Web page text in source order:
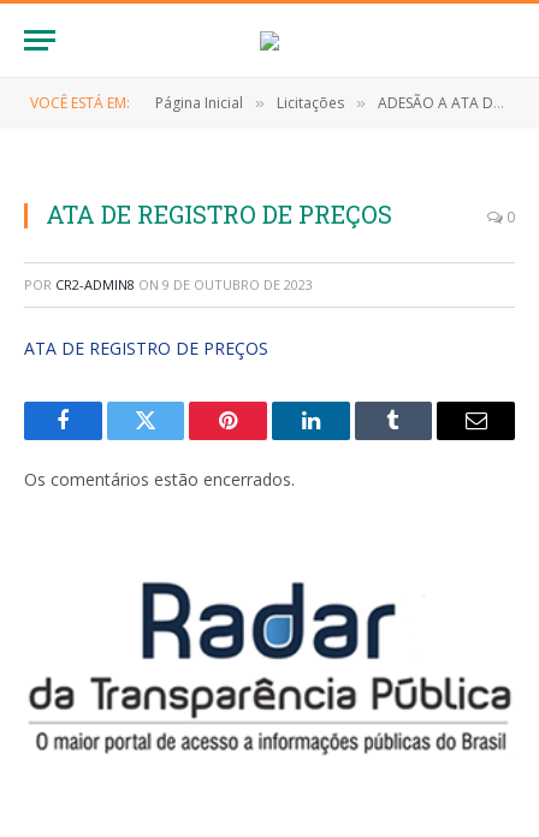
VOCÊ ESTÁ EM: Página Inicial » Licitações » ADESÃO A ATA DE REGISTRO DE PREÇOS Nº 008/2022 (EVENTUAL AQUISIÇÃO DE MOVEIS E ELETRODOMESTICOS DE INTERESSE DA ADMINISTRAÇÃO PUBLICA DO MARAJA DO SENA)
ATA DE REGISTRO DE PREÇOS 0
POR CR2-ADMIN8 ON 9 DE OUTUBRO DE 2023
ATA DE REGISTRO DE PREÇOS
FacebookTwitter Pinterest LinkedInTumblr
E-
Os comentários estão encerrados.